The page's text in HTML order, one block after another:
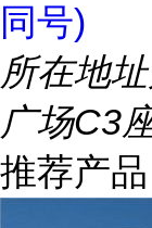
同号)
所在地址
广场C3
推荐产品